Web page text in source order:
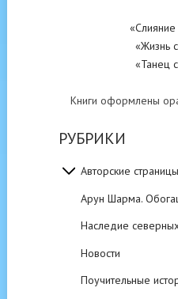
«Жизнь
«Танец
Книги оформлены
РУБРИКИ
Авторские страницы
Арун Шарма.
Наследие
Новости
Поучительные